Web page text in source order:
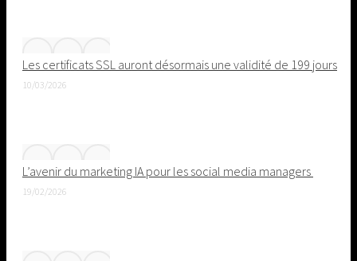
Les certificats SSL auront désormais une validité de 199 jours
10/03/2026
L’avenir du marketing IA pour les social media managers
19/02/2026